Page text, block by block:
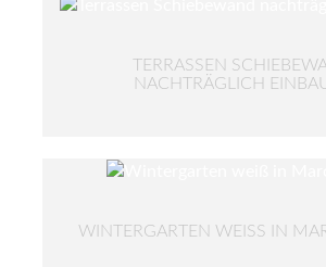
TERRASSEN
NACHTRÄGLICH
WINTERGARTEN WEISS IN